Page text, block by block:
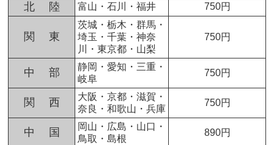
北 陸 富山・石川・福井 750円
関 東
茨城・栃木・群馬・
埼玉・千葉・神奈
川・東京都・山梨
750円
中 部
静岡・愛知・三重・
岐阜
750円
関 西
大阪・京都・滋賀・
奈良・和歌山・兵庫
750円
中 国
岡山・広島・山口・
鳥取・島根
890円